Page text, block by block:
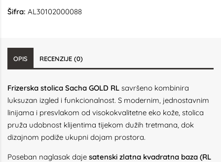
Šifra: AL30102000088
OPIS RECENZIJE (0)
Frizerska stolica Sacha GOLD RL savršeno kombinira
luksuzan izgled i funkcionalnost. S modernim, jednostavnim
linijama i presvlakom od visokokvalitetne eko kože, stolica
pruža udobnost klijentima tijekom dužih tretmana, dok
dizajnom podiže ukupni dojam prostora.
Poseban naglasak daje satenski zlatna kvadratna baza (RL